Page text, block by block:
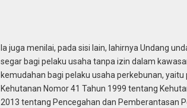
Ia juga menilai, pada sisi lain, lahirnya Undang
segar bagi pelaku usaha tanpa izin dalam
kemudahan bagi pelaku usaha perkebunan,
Kehutanan Nomor 41 Tahun 1999 tentang
2013 tentang Pencegahan dan Pemberantasan